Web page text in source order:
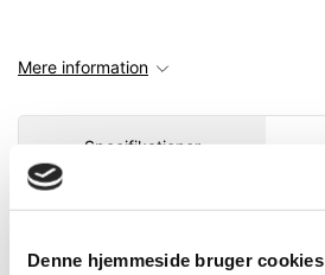
Denne hjemmeside bruger cookies
Mere information
Specifikationer